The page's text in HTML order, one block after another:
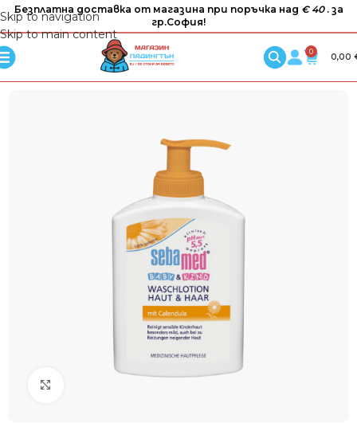
Skip to navigation
Skip to main content
Безплатна доставка от магазина при поръчка над € 40 . за
гр.София!
0
0,00